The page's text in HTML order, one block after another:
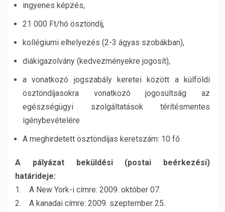
ingyenes képzés,
21 000 Ft/hó ösztöndíj,
kollégiumi elhelyezés (2-3 ágyas szobákban),
diákigazolvány (kedvezményekre jogosít),
a vonatkozó jogszabály keretei között a külföldi
ösztöndíjasokra vonatkozó jogosultság az
egészségügyi szolgáltatások térítésmentes
igénybevételére
A meghirdetett ösztöndíjas keretszám: 10 fő
A pályázat beküldési (postai beérkezési)
határideje:
1. A New York-i címre: 2009. október 07.
2. A kanadai címre: 2009. szeptember 25.